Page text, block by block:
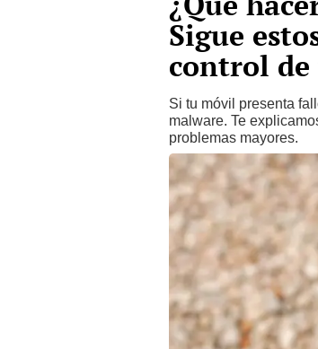
Sigue
control
Si tu móvil presenta
malware. Te
problemas mayores.